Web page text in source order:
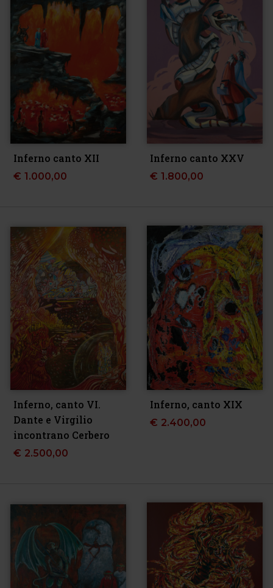
Inferno canto XII
€ 1.000,00
Inferno canto XXV
€ 1.800,00
Inferno, canto VI.
Dante e Virgilio
incontrano Cerbero
€ 2.500,00
Inferno, canto XIX
€ 2.400,00